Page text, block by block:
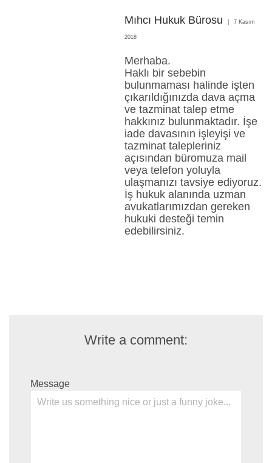
Mıhcı Hukuk Bürosu 7 Kasım
2018
Merhaba.
Haklı bir sebebin
bulunmaması halinde işten
çıkarıldığınızda dava açma
ve tazminat talep etme
hakkınız bulunmaktadır. İşe
iade davasının işleyişi ve
tazminat talepleriniz
açısından büromuza mail
veya telefon yoluyla
ulaşmanızı tavsiye ediyoruz.
İş hukuk alanında uzman
avukatlarımızdan gereken
hukuki desteği temin
edebilirsiniz.
Write a comment:
Message